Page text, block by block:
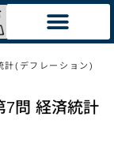
計(デフレーション)
7問 経済統計